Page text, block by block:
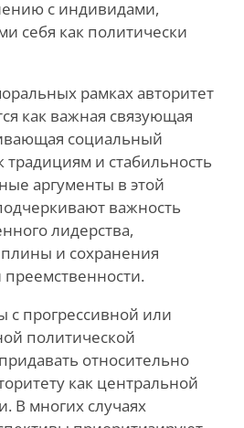
с индивидами,
себя как политически
рамках авторитет
как важная связующая
социальный
и стабильность
аргументы в этой
важность
лидерства,
и сохранения
прогрессивной или
политической
относительно
как центральной
В многих случаях